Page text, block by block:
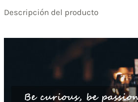
Descripción del producto